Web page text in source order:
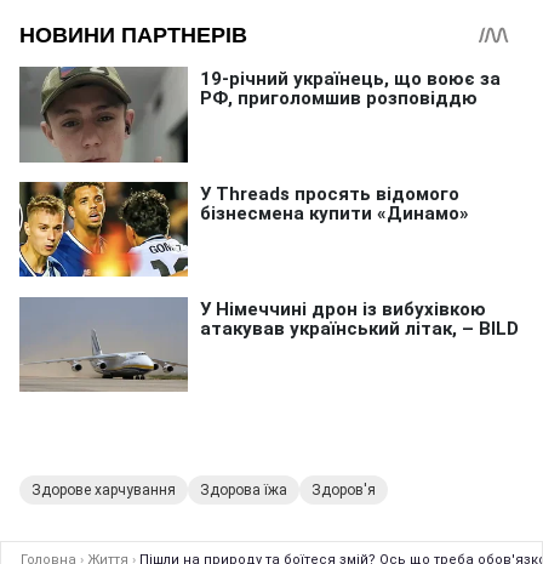
Здорове харчування Здорова їжа Здоров'я
Головна › Життя › Пішли на природу та боїтеся змій? Ось що треба